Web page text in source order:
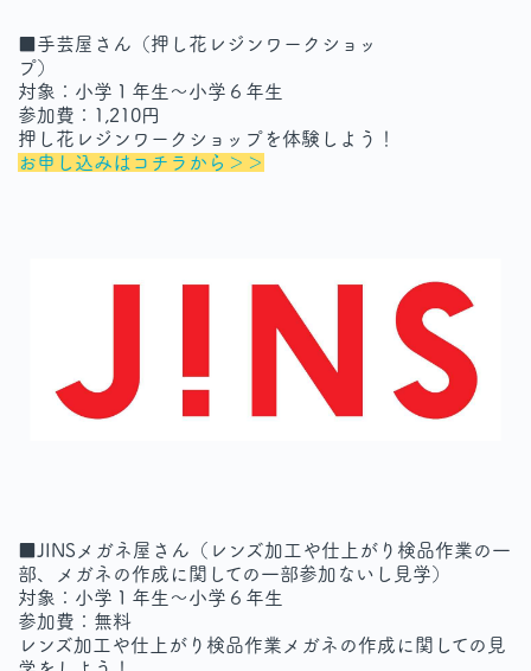
■手芸屋さん（押し花レジンワークショッ
プ）
対象：小学１年生～小学６年生
参加費：1,210円
押し花レジンワークショップを体験しよう！
お申し込みはコチラから＞＞
■JINSメガネ屋さん（レンズ加工や仕上がり検品作業の一
部、メガネの作成に関しての一部参加ないし見学）
対象：小学１年生～小学６年生
参加費：無料
レンズ加工や仕上がり検品作業メガネの作成に関しての見